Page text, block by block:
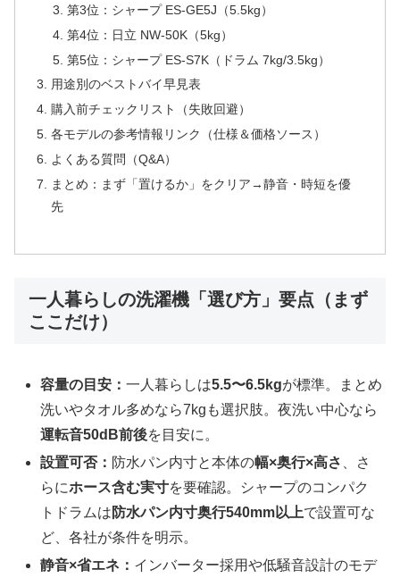
第3位：シャープ ES-GE5J（5.5kg）
第4位：日立 NW-50K（5kg）
第5位：シャープ ES-S7K（ドラム 7kg/3.5kg）
用途別のベストバイ早見表
購入前チェックリスト（失敗回避）
各モデルの参考情報リンク（仕様＆価格ソース）
よくある質問（Q&A）
まとめ：まず「置けるか」をクリア→静音・時短を優
先
一人暮らしの洗濯機「選び方」要点（まず
ここだけ）
容量の目安：一人暮らしは5.5〜6.5kgが標準。まとめ
洗いやタオル多めなら7kgも選択肢。夜洗い中心なら
運転音50dB前後を目安に。
設置可否： 防水パン内寸と本体の幅×奥行×高さ
、さ
らにホース含む実寸を要確認。シャープのコンパク
トドラムは 防水パン内寸奥行540mm以上で設置可な
ど、各社が条件を明示。
静音×省エネ： インバーター採用や低騒音設計のモデ